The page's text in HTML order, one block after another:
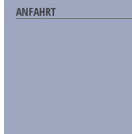
ANFAHRT